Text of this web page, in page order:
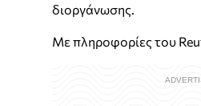
διοργάνωσης.
Με πληροφορίες του